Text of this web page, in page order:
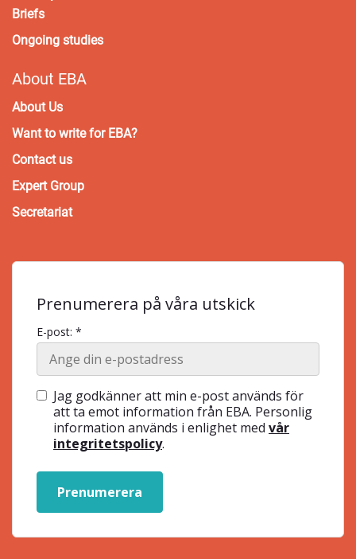
Briefs
Ongoing studies
About EBA
About Us
Want to write for EBA?
Contact us
Expert Group
Secretariat
Prenumerera på våra utskick
E-post: *
Jag godkänner att min e-post används för
att ta emot information från EBA. Personlig
information används i enlighet med vår
integritetspolicy.
Prenumerera